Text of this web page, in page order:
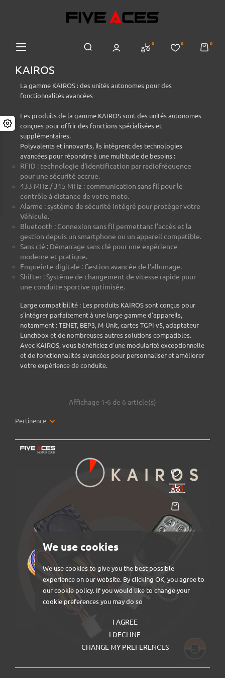
We use cookies
We use cookies to give you the best possible
experience on our website. By clicking OK, you agree to
our cookie policy. If you would like to change your
cookie preferences you may do so
I AGREE
I DECLINE
CHANGE MY PREFERENCES
0 0 0
KAIROS
La gamme KAIROS : des unités autonomes pour des
fonctionnalités avancées
Les produits de la gamme KAIROS sont des unités autonomes
conçues pour offrir des fonctions spécialisées et
supplémentaires.
Polyvalents et innovants, ils intègrent des technologies
avancées pour répondre à une multitude de besoins :
RFID : technologie d'identification par radiofréquence
pour une sécurité accrue.
433 MHz / 315 MHz : communication sans fil pour le
contrôle à distance de votre moto.
Alarme : système de sécurité intégré pour protéger votre
Véhicule.
Bluetooth : Connexion sans fil permettant l'accès et la
gestion depuis un smartphone ou un appareil compatible.
Sans clé : Démarrage sans clé pour une expérience
moderne et pratique.
Empreinte digitale : Gestion avancée de l'allumage.
Shifter : Système de changement de vitesse rapide pour
une conduite sportive optimisée.
Large compatibilité : Les produits KAIROS sont conçus pour
s'intégrer parfaitement à une large gamme d'appareils,
notamment : TENET, BEP3, M-Unit, cartes TGPI v5, adaptateur
Lunchbox et de nombreuses autres solutions compatibles.
Avec KAIROS, vous bénéficiez d'une modularité exceptionnelle
et de fonctionnalités avancées pour personnaliser et améliorer
votre expérience de conduite.
Pertinence
Affichage 1-6 de 6 article(s)